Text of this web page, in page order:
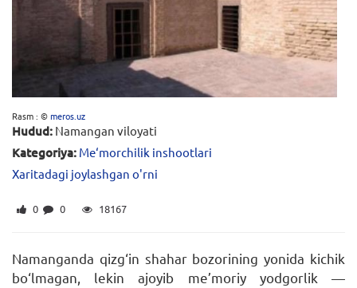
Rasm : ©meros.uz
Hudud: Namangan viloyati
Kategoriya: Me‘morchilik inshootlari
Xaritadagi joylashgan o'rni
0 0 18167
Namanganda qizg‘in shahar bozorining yonida kichik
bo‘lmagan, lekin ajoyib me’moriy yodgorlik —